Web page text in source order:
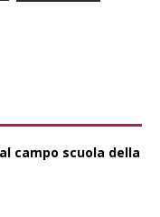
campo scuola della